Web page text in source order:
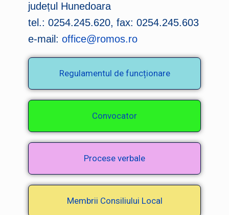
județul Hunedoara
tel.: 0254.245.620, fax: 0254.245.603
e-mail: office@romos.ro
Regulamentul de funcționare
Convocator
Procese verbale
Membrii Consiliului Local